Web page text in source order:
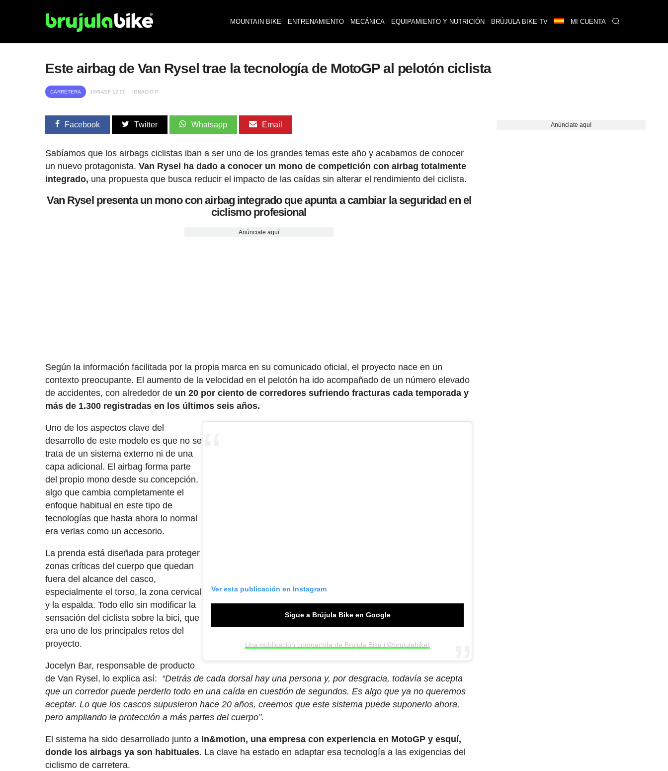
MOUNTAIN BIKE ENTRENAMIENTO MECÁNICA EQUIPAMIENTO Y NUTRICIÓN BRÚJULA BIKE TV MI CUENTA
Este airbag de Van Rysel trae la tecnología de MotoGP al pelotón ciclista
CARRETERA 10/04/26 12:00 IGNACIO P.
Facebook Twitter Whatsapp Email
Sabíamos que los airbags ciclistas iban a ser uno de los grandes temas este año y acabamos de conocer
un nuevo protagonista. Van Rysel ha dado a conocer un mono de competición con airbag totalmente
integrado, una propuesta que busca reducir el impacto de las caídas sin alterar el rendimiento del ciclista.
Van Rysel presenta un mono con airbag integrado que apunta a cambiar la seguridad en el
ciclismo profesional
Anúnciate aquí
Según la información facilitada por la propia marca en su comunicado oficial, el proyecto nace en un
contexto preocupante. El aumento de la velocidad en el pelotón ha ido acompañado de un número elevado
de accidentes, con alrededor de un 20 por ciento de corredores sufriendo fracturas cada temporada y
más de 1.300 registradas en los últimos seis años.
Ver esta publicación en Instagram
Sigue a Brújula Bike en Google
Una publicación compartida de Brujula Bike (@brujulabike)
Uno de los aspectos clave del
desarrollo de este modelo es que no se
trata de un sistema externo ni de una
capa adicional. El airbag forma parte
del propio mono desde su concepción,
algo que cambia completamente el
enfoque habitual en este tipo de
tecnologías que hasta ahora lo normal
era verlas como un accesorio.
La prenda está diseñada para proteger
zonas críticas del cuerpo que quedan
fuera del alcance del casco,
especialmente el torso, la zona cervical
y la espalda. Todo ello sin modificar la
sensación del ciclista sobre la bici, que
era uno de los principales retos del
proyecto.
Jocelyn Bar, responsable de producto
de Van Rysel, lo explica así: “Detrás de cada dorsal hay una persona y, por desgracia, todavía se acepta
que un corredor puede perderlo todo en una caída en cuestión de segundos. Es algo que ya no queremos
aceptar. Lo que los cascos supusieron hace 20 años, creemos que este sistema puede suponerlo ahora,
pero ampliando la protección a más partes del cuerpo”.
El sistema ha sido desarrollado junto a In&motion, una empresa con experiencia en MotoGP y esquí,
donde los airbags ya son habituales. La clave ha estado en adaptar esa tecnología a las exigencias del
ciclismo de carretera.
Anúnciate aquí